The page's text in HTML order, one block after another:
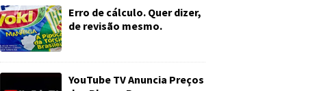
Erro de cálculo. Quer dizer,
de revisão mesmo.
YouTube TV Anuncia Preços